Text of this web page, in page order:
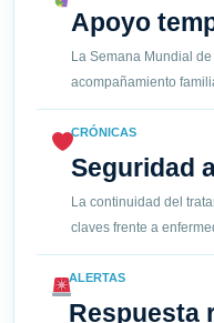
Apoyo
La Semana Mundial
acompañamiento
CRÓNICAS
Seguridad
La continuidad del
claves frente a
ALERTAS
Respuesta